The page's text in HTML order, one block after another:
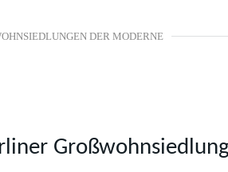
DER MODERNE